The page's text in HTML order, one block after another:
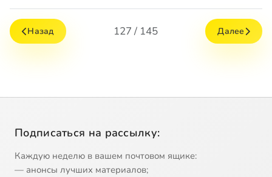
Назад 127 / 145 Далее
Подписаться на рассылку:
Каждую неделю в вашем почтовом ящике:
— анонсы лучших материалов;